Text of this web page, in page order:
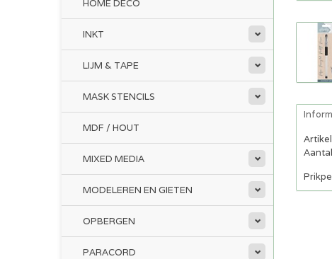
HOME DECO
INKT
LIJM & TAPE
MASK STENCILS
MDF / HOUT
MIXED MEDIA
MODELEREN EN GIETEN
OPBERGEN
PARACORD